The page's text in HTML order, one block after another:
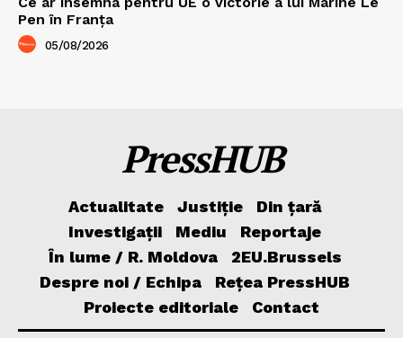
Pen în Franța
05/08/2026
PressHUB
Actualitate Justiție
Din țară
Investigații
Mediu
Reportaje
În lume / R. Moldova
2EU.Brussels
Despre noi / Echipa
Rețea PressHUB
Proiecte editoriale
Contact